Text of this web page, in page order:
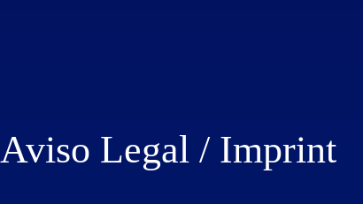
Aviso Legal / Imprint